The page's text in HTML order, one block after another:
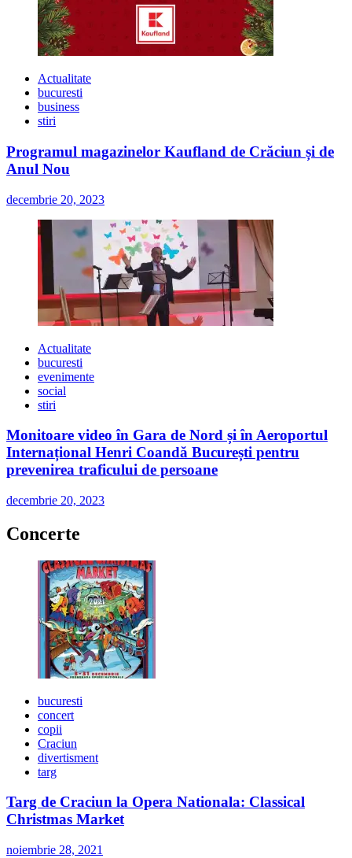
Actualitate
bucuresti
business
stiri
Programul magazinelor Kaufland de Crăciun și de
Anul Nou
decembrie 20, 2023
Actualitate
bucuresti
evenimente
social
stiri
Monitoare video în Gara de Nord și în Aeroportul
Internațional Henri Coandă București pentru
prevenirea traficului de persoane
decembrie 20, 2023
Concerte
bucuresti
concert
copii
Craciun
divertisment
targ
Targ de Craciun la Opera Nationala: Classical
Christmas Market
noiembrie 28, 2021